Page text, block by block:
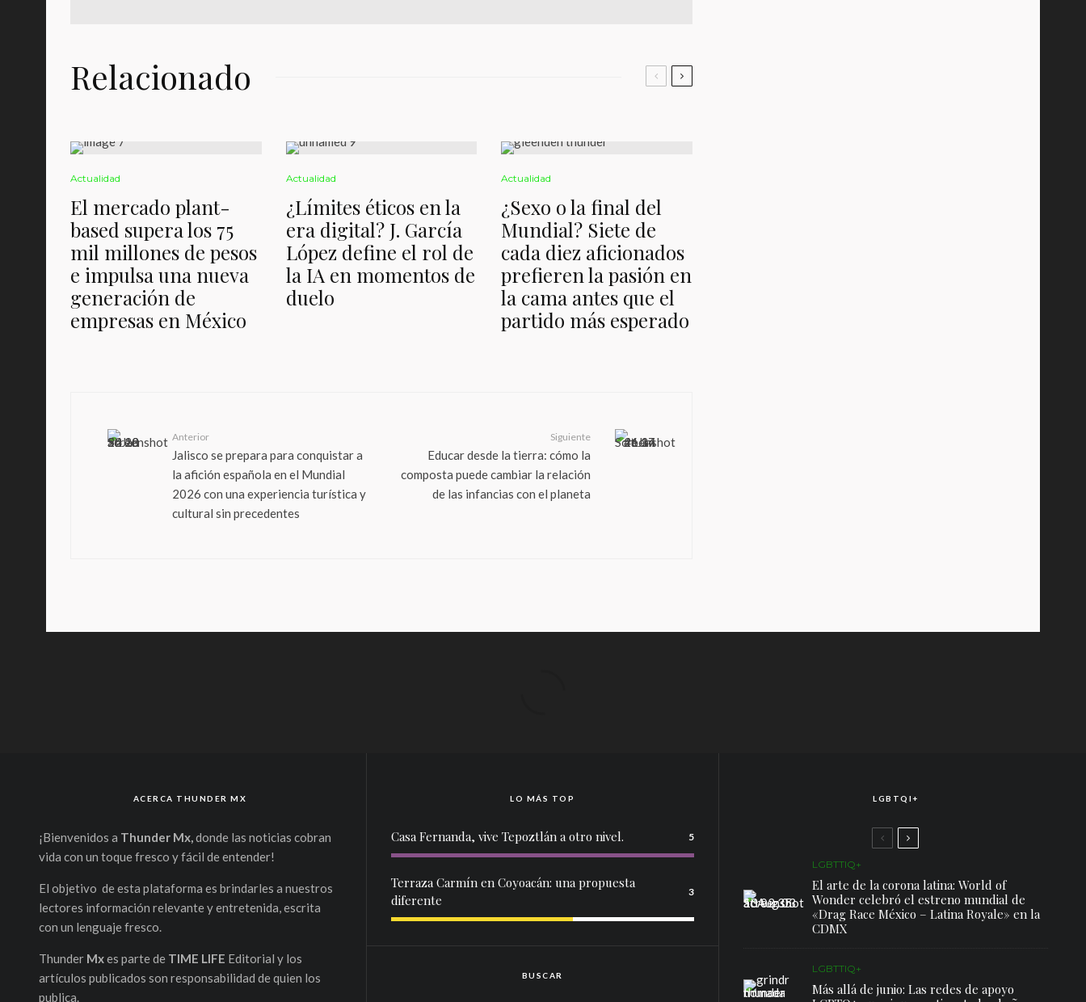
Relacionado
Actualidad
El mercado plant-
based supera los 75
mil millones de pesos
e impulsa una nueva
generación de
empresas en México
Actualidad
¿Límites éticos en la
era digital? J. García
López define el rol de
la IA en momentos de
duelo
Actualidad
¿Sexo o la final del
Mundial? Siete de
cada diez aficionados
prefieren la pasión en
la cama antes que el
partido más esperado
Anterior
Jalisco se prepara para conquistar a
la afición española en el Mundial
2026 con una experiencia turística y
cultural sin precedentes
Siguiente
Educar desde la tierra: cómo la
composta puede cambiar la relación
de las infancias con el planeta
ACERCA THUNDER MX
¡Bienvenidos a Thunder Mx,donde las noticias cobran
vida con un toque fresco y fácil de entender!
El objetivo de esta plataforma es brindarles a nuestros
lectores información relevante y entretenida, escrita
con un lenguaje fresco.
ThunderMxes parte de TIME LIFE Editorial y los
artículos publicados son responsabilidad de quien los
publica.
LO MÁS TOP
Casa Fernanda, vive Tepoztlán a otro nivel. 5
Terraza Carmín en Coyoacán: una propuesta
diferente
3
BUSCAR
LGBTQI+
LGBTTIQ+
El arte de la corona latina: World of
Wonder celebró el estreno mundial de
«Drag Race México – Latina Royale» en la
CDMX
LGBTTIQ+
Más allá de junio: Las redes de apoyo